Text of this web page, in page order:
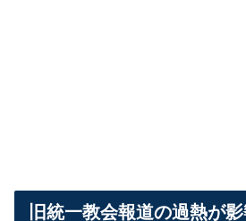
旧統一教会報道の過熱が影